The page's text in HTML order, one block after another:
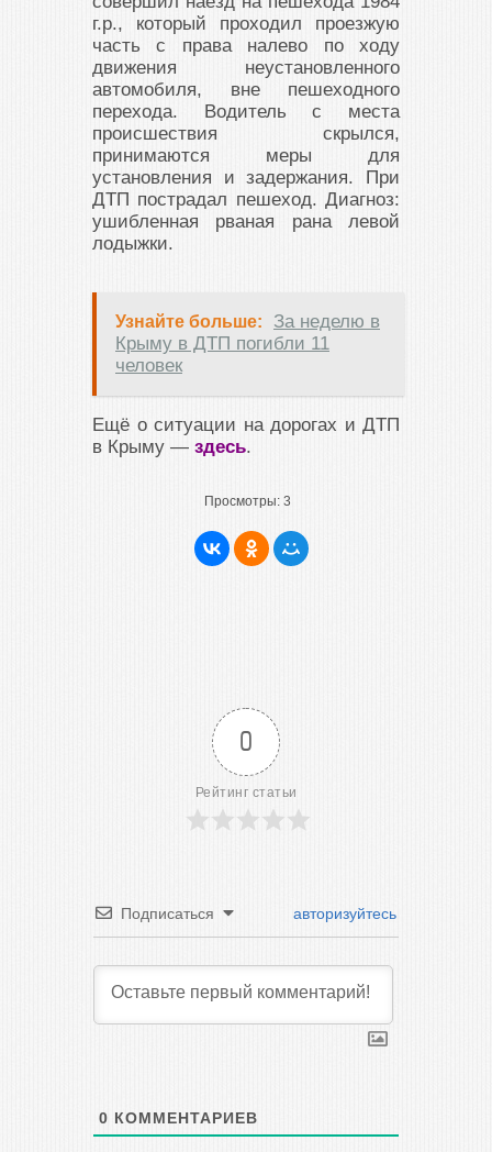
г.р., который проходил проезжую
часть с права налево по ходу
движения неустановленного
автомобиля, вне пешеходного
перехода. Водитель с места
происшествия скрылся,
принимаются меры для
установления и задержания. При
ДТП пострадал пешеход. Диагноз:
ушибленная рваная рана левой
лодыжки.
Узнайте больше:
За неделю в
Крыму в ДТП погибли 11
человек
Ещё о ситуации на дорогах и ДТП
в Крыму — здесь.
Просмотры: 3
0
Рейтинг статьи
Подписаться авторизуйтесь
0 КОММЕНТАРИЕВ